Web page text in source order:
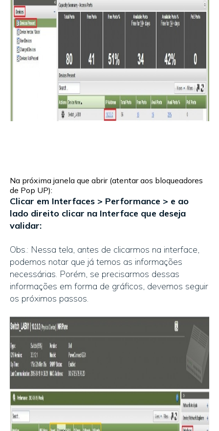
Na próxima janela que abrir (atentar aos bloqueadores
de Pop UP):
Clicar em Interfaces > Performance > e ao
lado direito clicar na Interface que deseja
validar:
Obs.: Nessa tela, antes de clicarmos na interface,
podemos notar que já temos as informações
necessárias. Porém, se precisarmos dessas
informações em forma de gráficos, devemos seguir
os próximos passos.